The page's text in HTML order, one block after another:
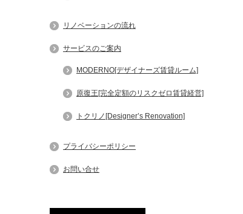
リノベーションの流れ
サービスのご案内
MODERNO[デザイナーズ賃貸ルーム]
原復王[完全定額のリスクゼロ賃貸経営]
トクリノ[Designer’s Renovation]
プライバシーポリシー
お問い合せ